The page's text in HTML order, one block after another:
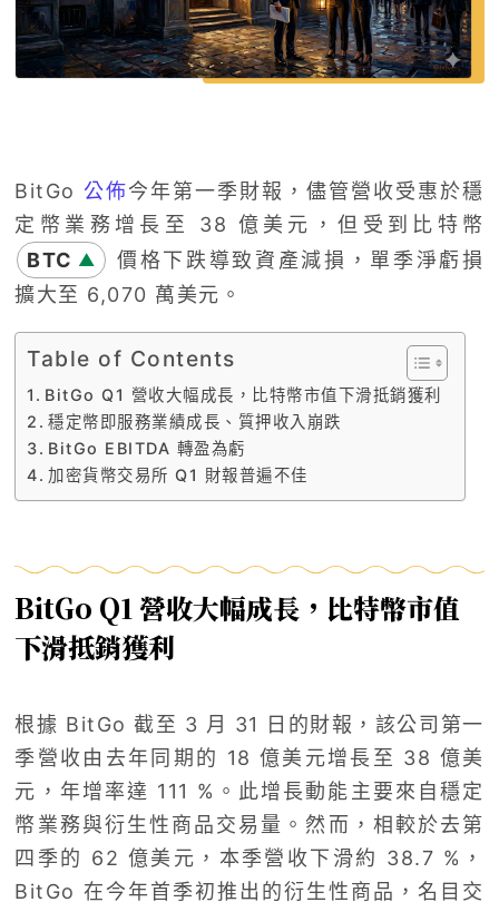
BitGo 公佈今年第一季財報，儘管營收受惠於穩
定幣業務增長至 38 億美元，但受到比特幣
BTC ▲
價格下跌導致資產減損，單季淨虧損
擴大至 6,070 萬美元。
Table of Contents
BitGo Q1 營收大幅成長，比特幣市值下滑抵銷獲利
穩定幣即服務業績成長、質押收入崩跌
BitGo EBITDA 轉盈為虧
加密貨幣交易所 Q1 財報普遍不佳
BitGo Q1 營收大幅成長，比特幣市值
下滑抵銷獲利
根據 BitGo 截至 3 月 31 日的財報，該公司第一
季營收由去年同期的 18 億美元增長至 38 億美
元，年增率達 111 %。此增長動能主要來自穩定
幣業務與衍生性商品交易量。然而，相較於去第
四季的 62 億美元，本季營收下滑約 38.7 %，
BitGo 在今年首季初推出的衍生性商品，名目交